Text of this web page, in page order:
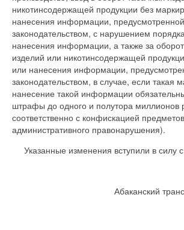
никотинсодержащей продукции без
нанесения информации, предусмотренной
законодательством, с нарушением
нанесения информации, а также за
изделий или никотинсодержащей
или нанесения информации,
законодательством, в случае, если такая
нанесение такой информации
штрафы до одного и полутора миллионов
соответственно с конфискацией предметов
административного правонарушения).
Указанные изменения вступили в силу
Абаканский